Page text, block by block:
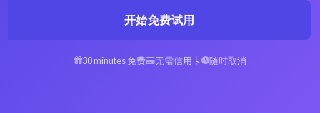
开始免费试用
30 minutes 免费 无需信用卡 随时取消